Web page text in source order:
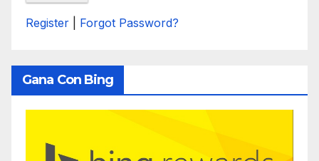
Register Forgot Password?
Gana Con Bing